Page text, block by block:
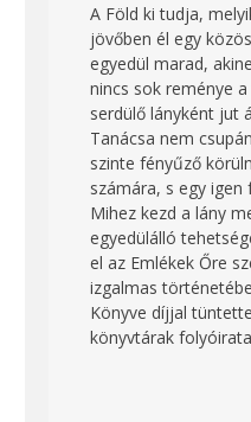
A Föld ki tudja,
jövőben él egy
egyedül marad,
nincs sok reménye
serdülő lányként jut
Tanácsa nem
szinte fényűző
számára, s egy
Mihez kezd a lány
egyedülálló
el az Emlékek Őre
izgalmas
Könyve díjjal
könyvtárak